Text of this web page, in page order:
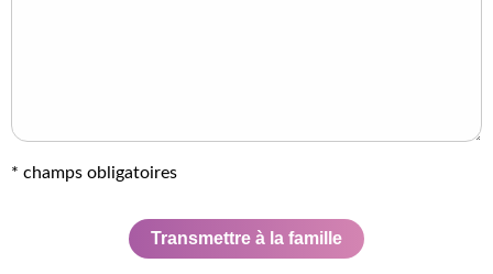
* champs obligatoires
Transmettre à la famille